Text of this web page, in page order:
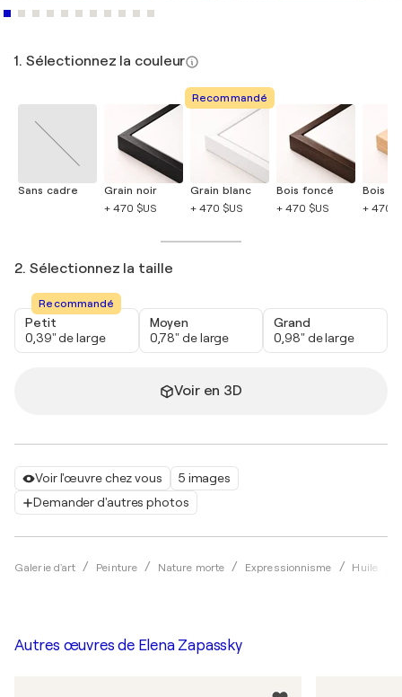
Voir l'œuvre chez vous
5 images
Demander d'autres photos
Galerie d'art Peinture Nature morte Expressionnisme Huile
1. Sélectionnez la couleur
Sans cadre
Grain noir
+ 470 $US
Recommandé
Grain blanc
+ 470 $US
Bois foncé
+ 470 $US
Bois
+ 470
2. Sélectionnez la taille
Recommandé
Petit
0,39" de large
Moyen
0,78" de large
Grand
0,98" de large
Voir en 3D
Autres œuvres de Elena Zapassky